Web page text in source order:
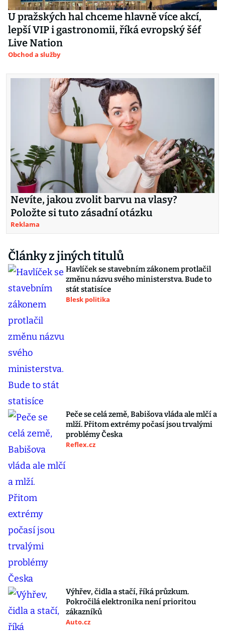
U pražských hal chceme hlavně více akcí,
lepší VIP i gastronomii, říká evropský šéf
Live Nation
Obchod a služby
Nevíte, jakou zvolit barvu na vlasy?
Položte si tuto zásadní otázku
Reklama
Články z jiných titulů
Havlíček se stavebním zákonem protlačil
změnu názvu svého ministerstva. Bude to
stát statisíce
Blesk politika
Peče se celá země, Babišova vláda ale mlčí a
mlží. Přitom extrémy počasí jsou trvalými
problémy Česka
Reflex.cz
Výhřev, čidla a stačí, říká průzkum.
Pokročilá elektronika není prioritou
zákazníků
Auto.cz